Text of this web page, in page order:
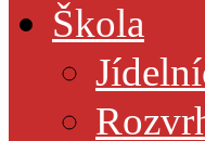
Škola